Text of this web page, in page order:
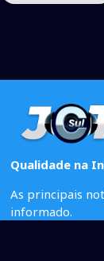
Qualidade na
As principais
informado.